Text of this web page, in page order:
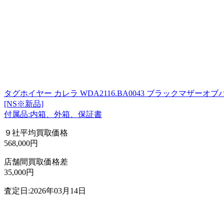
タグホイヤー カレラ WDA2116.BA0043 ブラックマザーオブ
[NS※新品]
付属品:内箱、外箱、保証書
９社平均買取価格
568,000円
店舗間買取価格差
35,000円
査定日:2026年03月14日